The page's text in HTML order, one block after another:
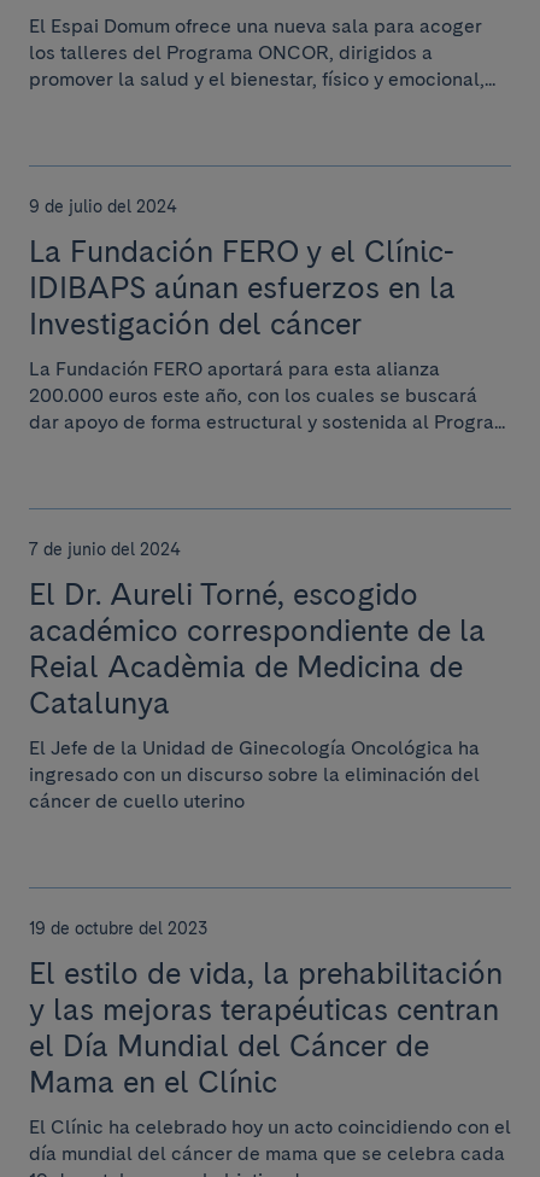
El Espai Domum ofrece una nueva sala para acoger
los talleres del Programa ONCOR, dirigidos a
promover la salud y el bienestar, físico y emocional,...
9 de julio del 2024
La Fundación FERO y el Clínic-
IDIBAPS aúnan esfuerzos en la
Investigación del cáncer
La Fundación FERO aportará para esta alianza
200.000 euros este año, con los cuales se buscará
dar apoyo de forma estructural y sostenida al Progra...
7 de junio del 2024
El Dr. Aureli Torné, escogido
académico correspondiente de la
Reial Acadèmia de Medicina de
Catalunya
El Jefe de la Unidad de Ginecología Oncológica ha
ingresado con un discurso sobre la eliminación del
cáncer de cuello uterino
19 de octubre del 2023
El estilo de vida, la prehabilitación
y las mejoras terapéuticas centran
el Día Mundial del Cáncer de
Mama en el Clínic
El Clínic ha celebrado hoy un acto coincidiendo con el
día mundial del cáncer de mama que se celebra cada